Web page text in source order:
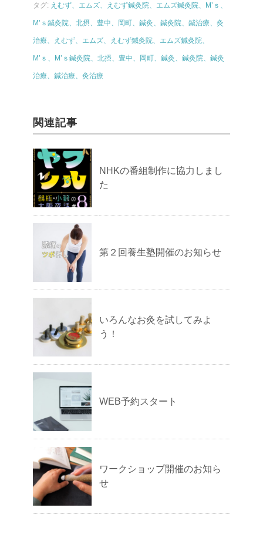
タグ: えむず、エムズ、えむず鍼灸院、エムズ鍼灸院、M’ｓ、
M’ｓ鍼灸院、北摂、豊中、岡町、鍼灸、鍼灸院、鍼治療、灸
治療、えむず、エムズ、えむず鍼灸院、エムズ鍼灸院、
M’ｓ、M’ｓ鍼灸院、北摂、豊中、岡町、鍼灸、鍼灸院、鍼灸
治療、鍼治療、灸治療
関連記事
NHKの番組制作に協力しまし
た
第２回養生塾開催のお知らせ
いろんなお灸を試してみよ
う！
WEB予約スタート
ワークショップ開催のお知ら
せ